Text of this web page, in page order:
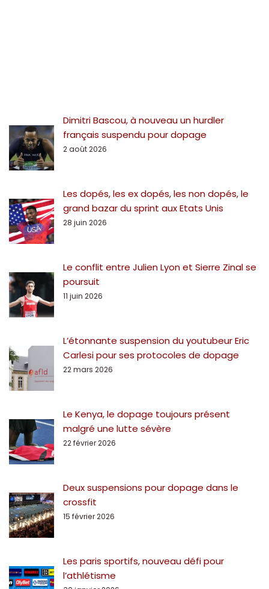
Dimitri Bascou, à nouveau un hurdler
français suspendu pour dopage
2 août 2026
Les dopés, les ex dopés, les non dopés, le
grand bazar du sprint aux Etats Unis
28 juin 2026
Le conflit entre Julien Lyon et Sierre Zinal se
poursuit
11 juin 2026
L’étonnante suspension du youtubeur Eric
Carlesi pour ses protocoles de dopage
22 mars 2026
Le Kenya, le dopage toujours présent
malgré une lutte sévère
22 février 2026
Deux suspensions pour dopage dans le
crossfit
15 février 2026
Les paris sportifs, nouveau défi pour
l’athlétisme